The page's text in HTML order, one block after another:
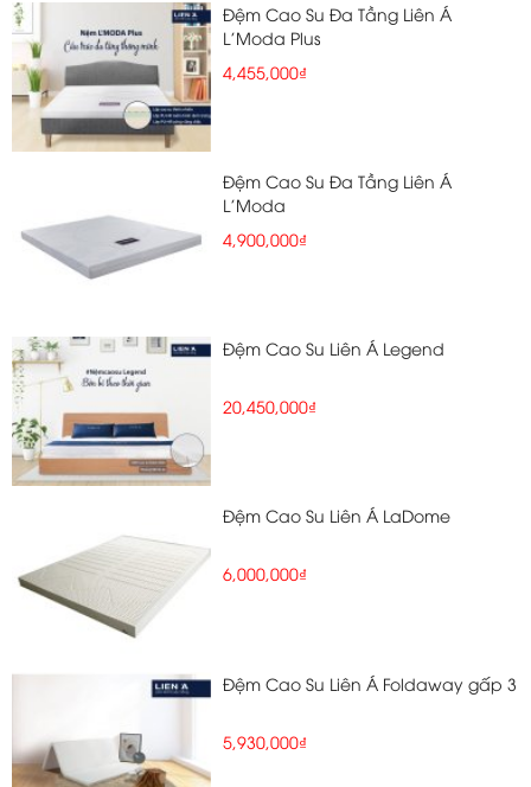
Đệm Cao Su Đa Tầng Liên Á
L'Moda Plus
4,455,000₫
Đệm Cao Su Đa Tầng Liên Á
L'Moda
4,900,000₫
Đệm Cao Su Liên Á Legend
20,450,000₫
Đệm Cao Su Liên Á LaDome
6,000,000₫
Đệm Cao Su Liên Á Foldaway gấp 3
5,930,000₫